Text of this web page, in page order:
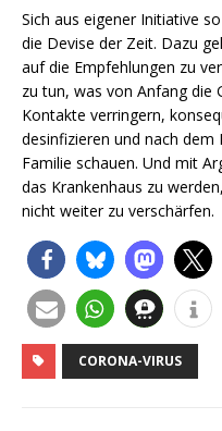
Sich aus eigener Initiative
die Devise der Zeit. Dazu
auf die Empfehlungen zu
zu tun, was von Anfang die
Kontakte verringern,
desinfizieren und nach
Familie schauen. Und mit
das Krankenhaus zu
nicht weiter zu verschärfen.
CORONA-VIRUS